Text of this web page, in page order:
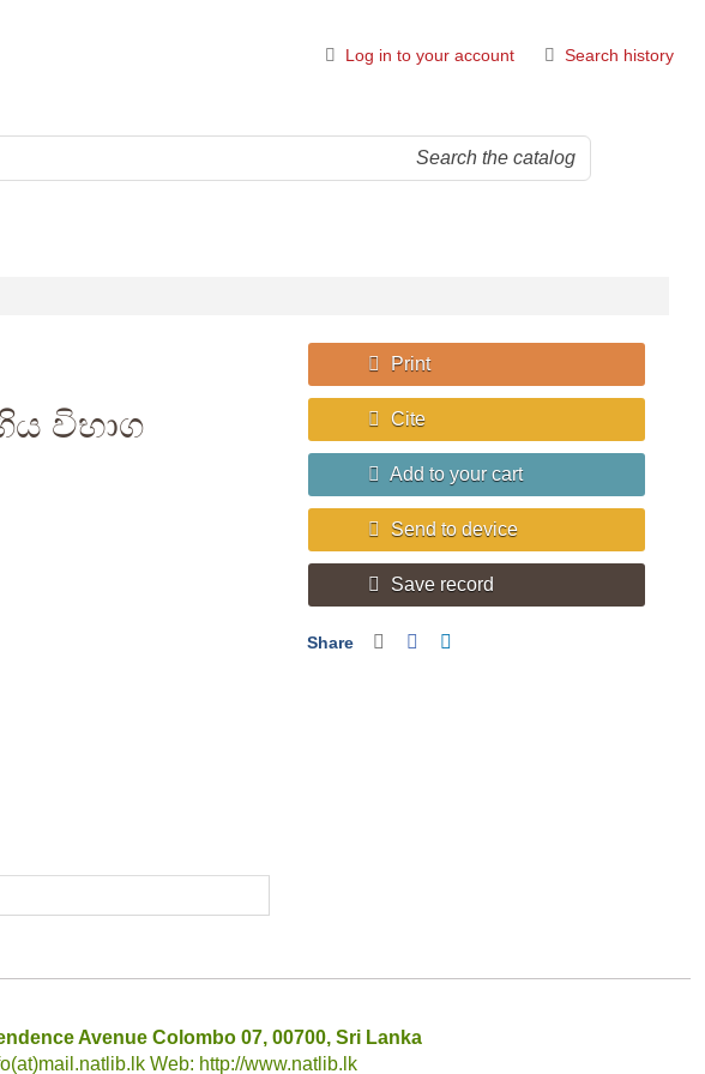
Log in to your account Search history
විභාග
Print
Cite
Add to your cart
Send to device
Save record
Share
Avenue Colombo 07, 00700, Sri Lanka
Web: http://www.natlib.lk